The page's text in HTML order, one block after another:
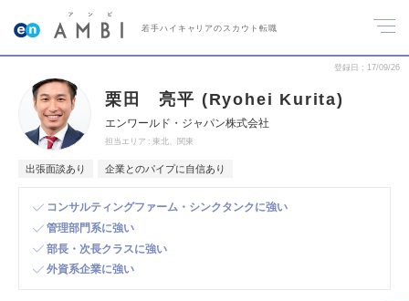
若手ハイキャリアのスカウト転職
登録日 17/09/26
栗田 亮平 (Ryohei Kurita)
エンワールド・ジャパン株式会社
担当エリア 東北、関東
出張面談あり 企業とのパイプに自信あり
コンサルティングファーム・シンクタンクに強い
管理部門系に強い
部長・次長クラスに強い
外資系企業に強い